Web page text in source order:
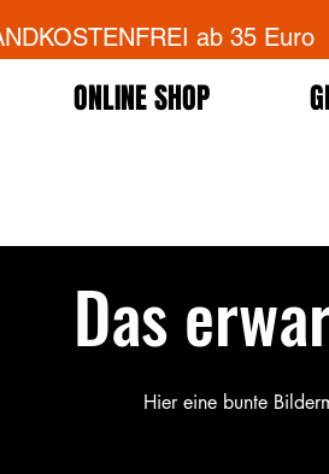
ab 35 Euro
ONLINE SHOP
Das
Hier eine bunte